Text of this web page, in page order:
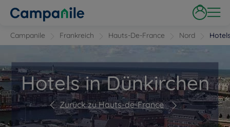
Campanile Frankreich Hauts-De-France Nord
Hotels in Dünkirchen
Zurück zu Hauts-de-France